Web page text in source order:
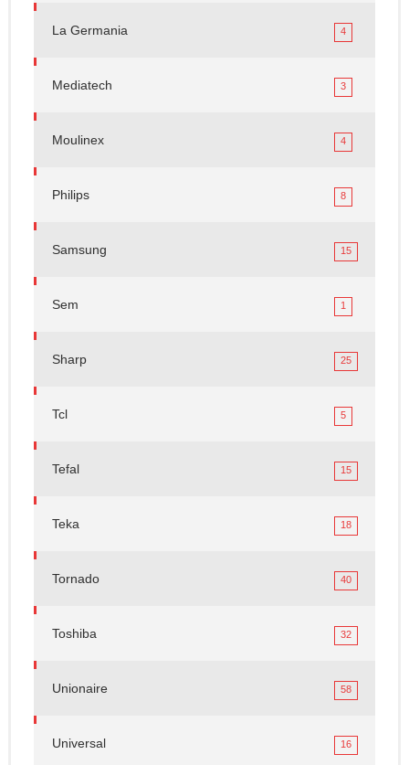
La Germania 4
Mediatech 3
Moulinex 4
Philips 8
Samsung 15
Sem 1
Sharp 25
Tcl 5
Tefal 15
Teka 18
Tornado 40
Toshiba 32
Unionaire 58
Universal 16